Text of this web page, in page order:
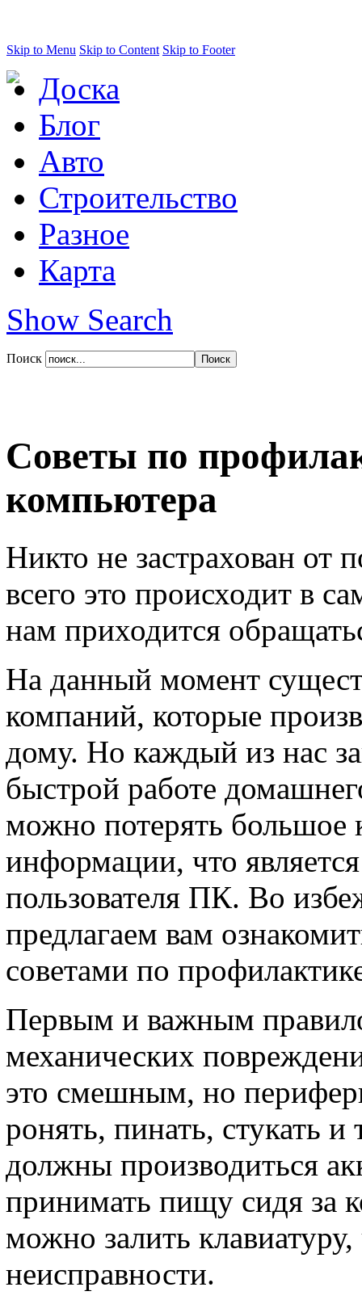
Skip to Menu Skip to Content Skip to Footer
Доска
Блог
Авто
Строительство
Разное
Карта
Show Search
Поиск
Советы по
компьютера
Никто не застрахован
всего это происходит в
нам приходится
На данный момент
компаний, которые
дому. Но каждый из нас
быстрой работе
можно потерять большое
информации, что
пользователя ПК. Во
предлагаем вам
советами по
Первым и важным
механических
это смешным, но
ронять, пинать, стукать
должны производиться
принимать пищу сидя за
можно залить
неисправности.